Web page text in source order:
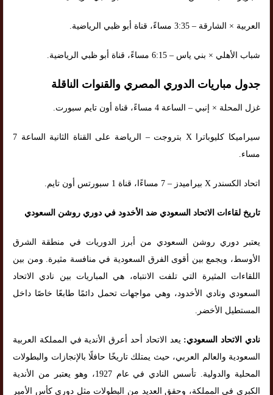
العربية × الشارقة – 3:35 مساءً، قناة أبو ظبي الرياضية.
شباب الأهلي × بني ياس – 6:15 مساءً، قناة أبو ظبي الرياضية.
جدول مباريات الدوري المصري والقنوات الناقلة
غزل المحلة × إنبي – الساعة 4 مساءً، قناة أون تايم سبورت.
سيراميكا كليوباترا X بتروجت – الرياضة على القناة الثانية الساعة 7
مساء.
اتحاد الكسندر X بيراميدز – 7 مساءًا، قناة 1 سبورتس أون تايم.
تاريخ لقاءات الاتحاد السعودي ضد الأخدود في دوري روشن السعودي
يعتبر دوري روشن السعودي من أبرز الدوريات في منطقة الشرق
الأوسط، ويجمع بين أقوى الفرق السعودية في منافسة مثيرة. ومن بين
اللقاءات المثيرة التي تلفت الانتباه، هي المباريات بين نادي الاتحاد
السعودي ونادي الأخدود، وهي مواجهات تحمل دائمًا طابعًا خاصًا داخل
المستطيل الأخضر.
نادي الاتحاد السعودي: يعد الاتحاد أحد أعرق الأندية في المملكة العربية
السعودية والعالم العربي، حيث يمتلك تاريخًا حافلًا بالإنجازات والبطولات
المحلية والدولية. تأسس النادي في عام 1927، وهو يعتبر من الأندية
الكبرى في المملكة، وحقق العديد من البطولات مثل دوري كأس الأمير